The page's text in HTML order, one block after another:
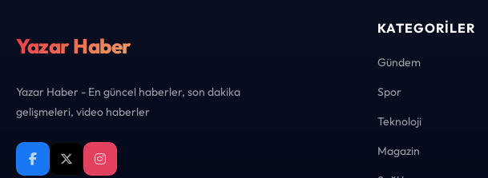
Yazar Haber
Yazar Haber - En güncel haberler, son dakika
gelişmeleri, video haberler
KATEGORILER
Gündem
Spor
Teknoloji
Magazin